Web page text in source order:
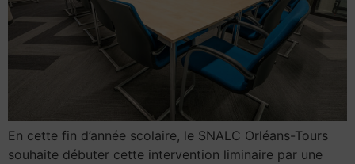
En cette fin d’année scolaire, le SNALC Orléans-Tours
souhaite débuter cette intervention liminaire par une